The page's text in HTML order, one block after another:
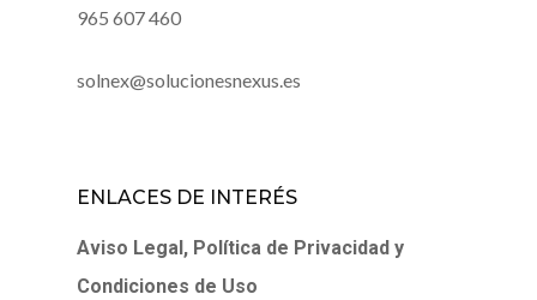
965 607 460
solnex@solucionesnexus.es
ENLACES DE INTERÉS
Aviso Legal, Política de Privacidad y
Condiciones de Uso